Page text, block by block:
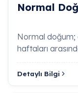
Ovaryen
Normal
Normal doğum;
haftaları
kanalına
Detaylı Bilgi